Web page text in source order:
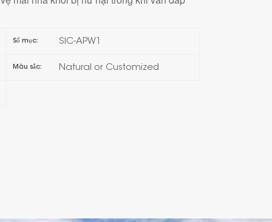
Số mục: SIC-APW1
Màu sắc: Natural or Customized